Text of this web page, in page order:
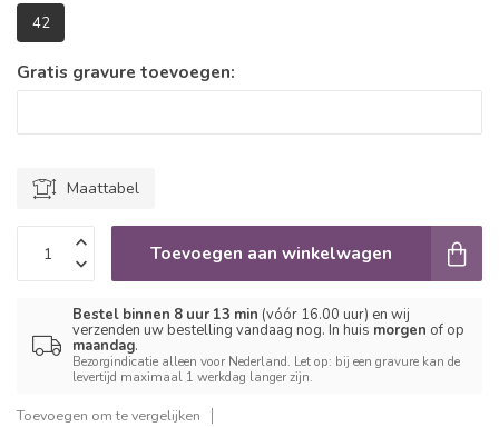
42
Gratis gravure toevoegen:
Maattabel
Toevoegen aan winkelwagen
Bestel binnen 8 uur 13 min (vóór 16.00 uur) en wij
verzenden uw bestelling vandaag nog. In huis morgen of op
maandag.
Bezorgindicatie alleen voor Nederland. Let op: bij een gravure kan de
levertijd maximaal 1 werkdag langer zijn.
Toevoegen om te vergelijken